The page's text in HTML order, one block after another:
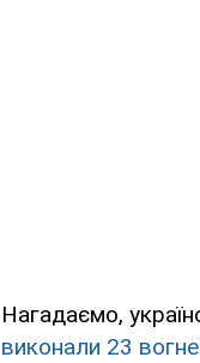
Нагадаємо,
виконали 23